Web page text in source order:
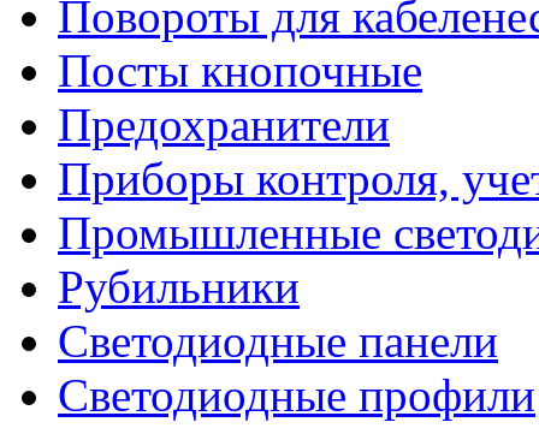
Повороты для
Посты кнопочные
Предохранители
Приборы контроля,
Промышленные
Рубильники
Светодиодные панели
Светодиодные профили